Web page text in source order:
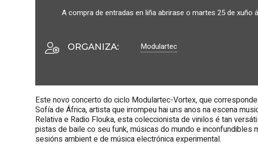
A compra de entradas en liña abrirase o martes 25 de xuño
ORGANIZA: Modulartec
Este novo concerto do ciclo Modulartec-Vortex, que
Sofía de África, artista que irrompeu hai uns anos na escena
Relativa e Radio Flouka, esta coleccionista de vinilos é tan
pistas de baile co seu funk, músicas do mundo e inconfundibles
sesións ambient e de música electrónica experimental.